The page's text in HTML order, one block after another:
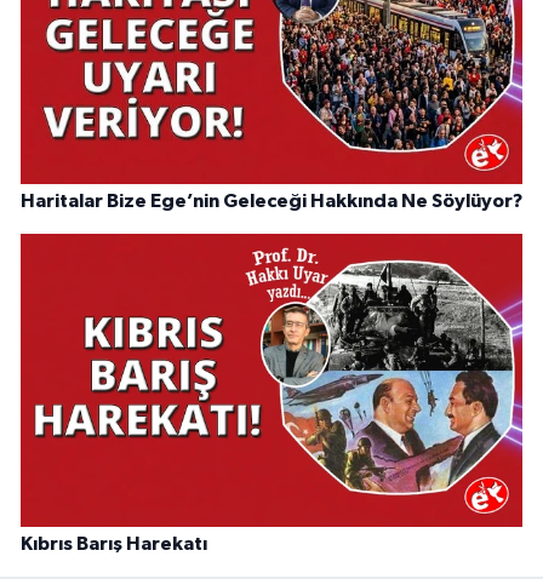
Haritalar Bize Ege’nin Geleceği Hakkında Ne Söylüyor?
Kıbrıs Barış Harekatı